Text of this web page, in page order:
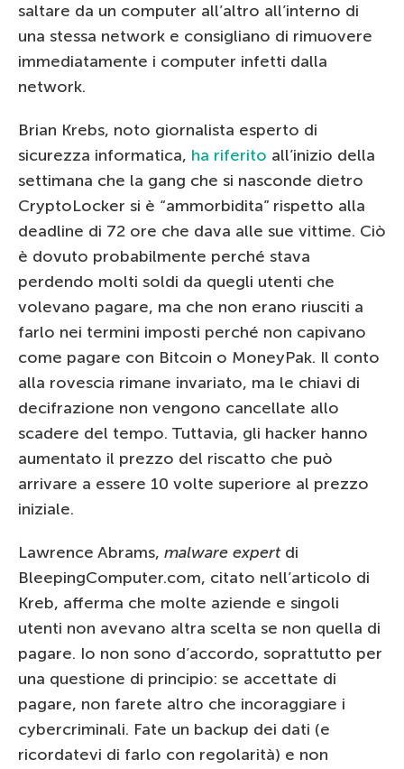
saltare da un computer all’altro all’interno di
una stessa network e consigliano di rimuovere
immediatamente i computer infetti dalla
network.
Brian Krebs, noto giornalista esperto di
sicurezza informatica, ha riferito all’inizio della
settimana che la gang che si nasconde dietro
CryptoLocker si è “ammorbidita” rispetto alla
deadline di 72 ore che dava alle sue vittime. Ciò
è dovuto probabilmente perché stava
perdendo molti soldi da quegli utenti che
volevano pagare, ma che non erano riusciti a
farlo nei termini imposti perché non capivano
come pagare con Bitcoin o MoneyPak. Il conto
alla rovescia rimane invariato, ma le chiavi di
decifrazione non vengono cancellate allo
scadere del tempo. Tuttavia, gli hacker hanno
aumentato il prezzo del riscatto che può
arrivare a essere 10 volte superiore al prezzo
iniziale.
Lawrence Abrams, malware expertdi
BleepingComputer.com, citato nell’articolo di
Kreb, afferma che molte aziende e singoli
utenti non avevano altra scelta se non quella di
pagare. Io non sono d’accordo, soprattutto per
una questione di principio: se accettate di
pagare, non farete altro che incoraggiare i
cybercriminali. Fate un backup dei dati (e
ricordatevi di farlo con regolarità) e non